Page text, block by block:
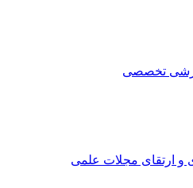
تخصصی
و ارتقای مجلات علمی